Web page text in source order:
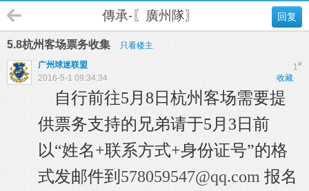
回复
傳承-〖廣州隊〗
5.8杭州客场票务收集 只看楼主
1#
广州球迷联盟
收藏
2016-5-1 09:34:34
自行前往5月8日杭州客场需要提
供票务支持的兄弟请于5月3日前
以“姓名+联系方式+身份证号”的格
式发邮件到 578059547@qq.com 报名